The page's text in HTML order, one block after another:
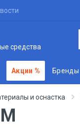
средства
Акции % Бренды
и оснастка